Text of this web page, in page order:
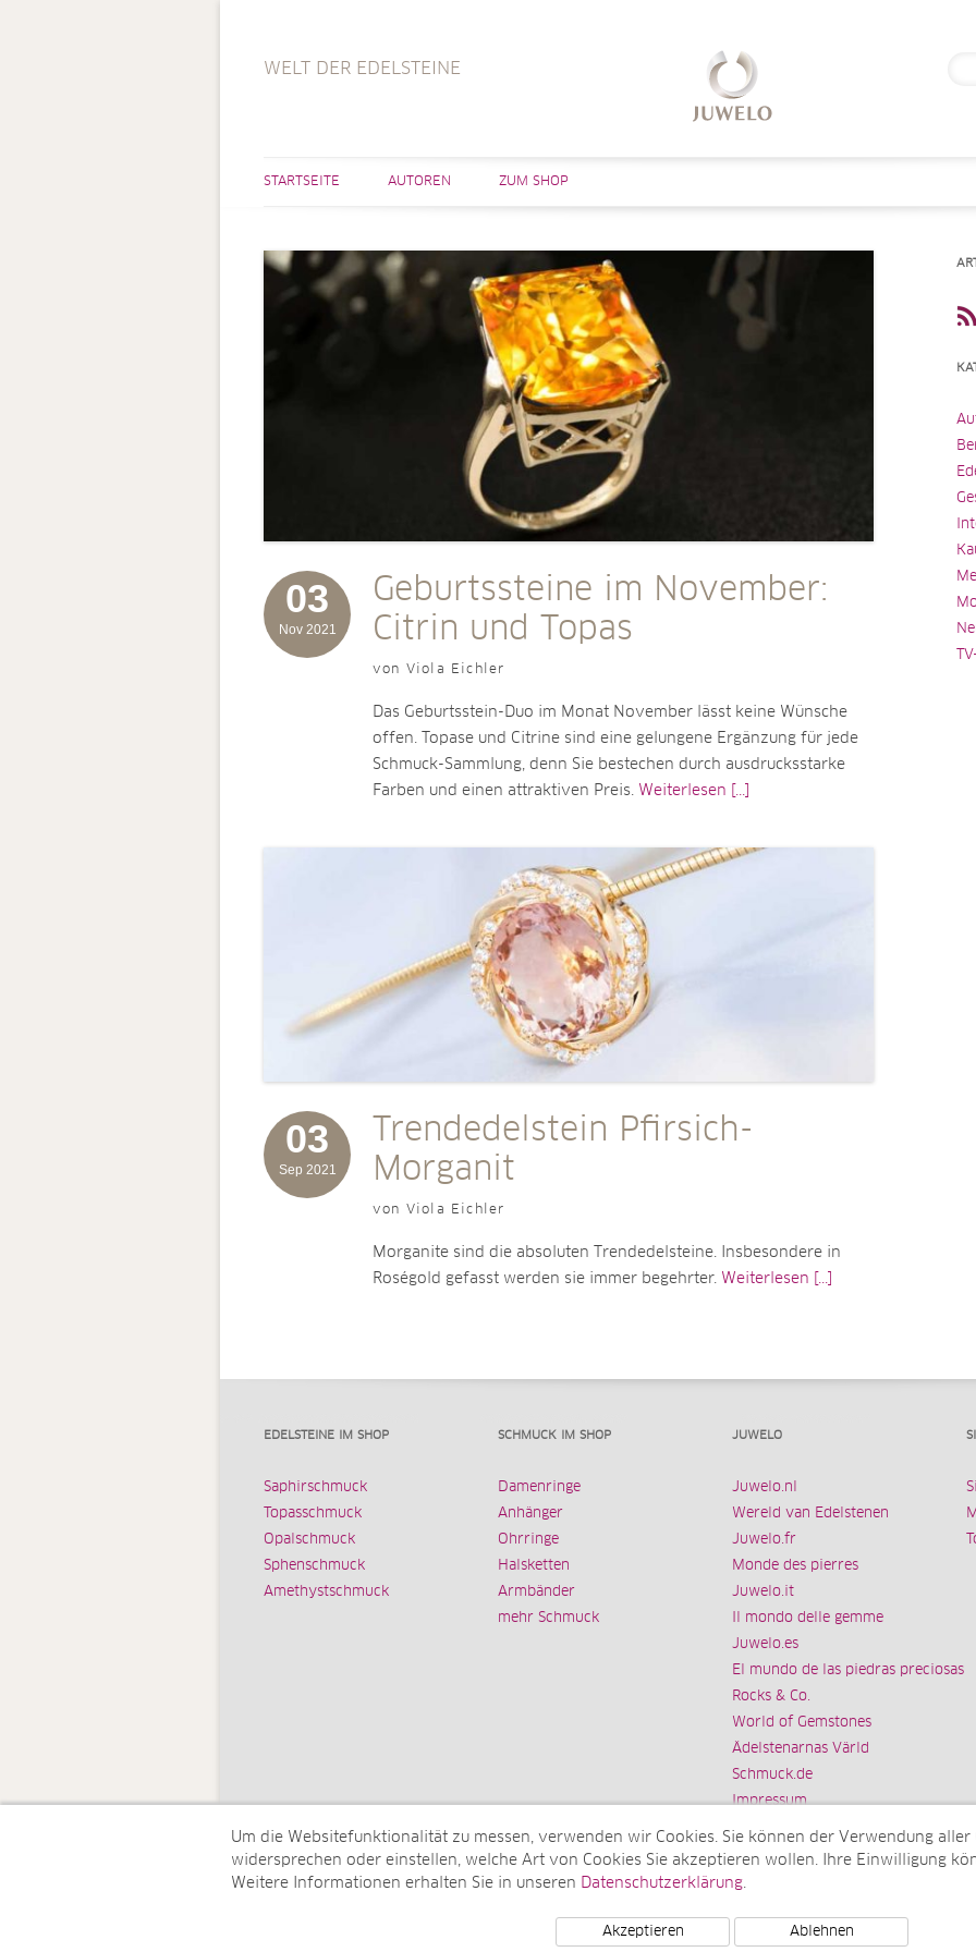
WELT DER EDELSTEINE
STARTSEITE AUTOREN ZUM SHOP
03
Nov 2021
Geburtssteine im November:
Citrin und Topas
von Viola Eichler
Das Geburtsstein-Duo im Monat November lässt keine Wünsche
offen. Topase und Citrine sind eine gelungene Ergänzung für jede
Schmuck-Sammlung, denn Sie bestechen durch ausdrucksstarke
Farben und einen attraktiven Preis. Weiterlesen [...]
03
Sep 2021
Trendedelstein Pfirsich-
Morganit
von Viola Eichler
Morganite sind die absoluten Trendedelsteine. Insbesondere in
Roségold gefasst werden sie immer begehrter. Weiterlesen [...]
EDELSTEINE IM SHOP
Saphirschmuck
Topasschmuck
Opalschmuck
Sphenschmuck
Amethystschmuck
SCHMUCK IM SHOP
Damenringe
Anhänger
Ohrringe
Halsketten
Armbänder
mehr Schmuck
JUWELO
Juwelo.nl
Wereld van Edelstenen
Juwelo.fr
Monde des pierres
Juwelo.it
Il mondo delle gemme
Juwelo.es
El mundo de las piedras preciosas
Rocks & Co.
World of Gemstones
Ädelstenarnas Värld
Schmuck.de
Impressum
© Juwelo Deutschland GmbH (ein Tochterunternehmen der elumeo SE)
Um die Websitefunktionalität zu messen, verwenden wir Cookies. Sie können der Verwendung aller
widersprechen oder einstellen, welche Art von Cookies Sie akzeptieren wollen. Ihre Einwilligung
Weitere Informationen erhalten Sie in unseren Datenschutzerklärung.
Akzeptieren Ablehnen